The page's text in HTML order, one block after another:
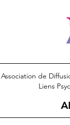
Association de
Liens